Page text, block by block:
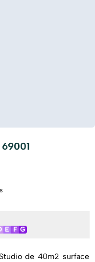
E F G
de 40m2 surface